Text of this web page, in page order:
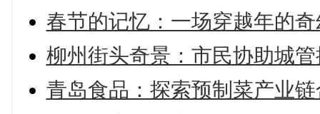
春节的记忆：一场穿越年的
柳州街头奇景：市民协助城
青岛食品：探索预制菜产业